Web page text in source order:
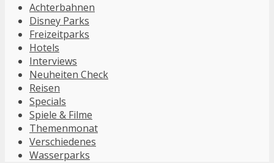
Achterbahnen
Disney Parks
Freizeitparks
Hotels
Interviews
Neuheiten Check
Reisen
Specials
Spiele & Filme
Themenmonat
Verschiedenes
Wasserparks